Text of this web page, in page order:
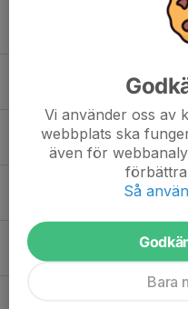
Elsa B.
Vi använder oss av
webbplats ska
även för
Så
Bara